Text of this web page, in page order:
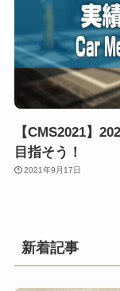
【CMS2021】
目指そう！
2021年9月17日
新着記事